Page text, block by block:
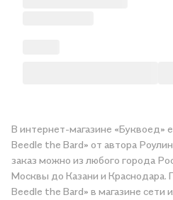
В интернет-магазине «Буквоед»
Beedle the Bard» от автора
заказ можно из любого города
Москвы до Казани и Краснодара.
Beedle the Bard» в магазине сети